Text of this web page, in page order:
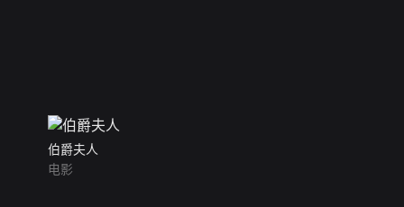
伯爵夫人
电影